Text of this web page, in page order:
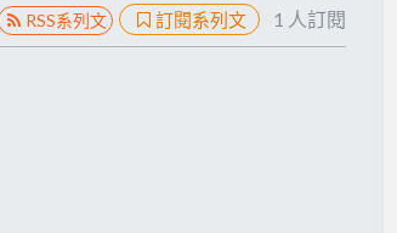
RSS系列文 訂閱系列文 1 人訂閱